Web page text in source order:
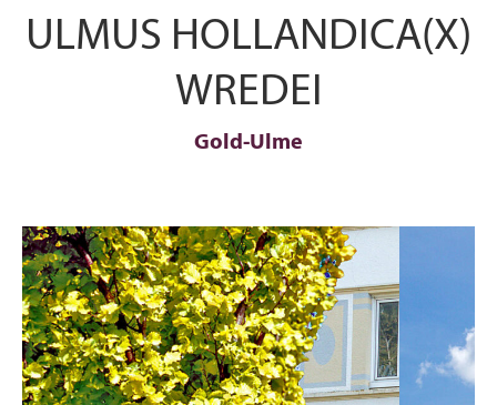
ULMUS HOLLANDICA(X)
WREDEI
Gold-Ulme